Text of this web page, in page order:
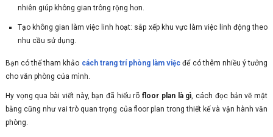
nhiên giúp không gian trông rộng hơn.
Tạo không gian làm việc linh hoạt: sắp xếp khu vực làm việc linh động theo
nhu cầu sử dụng.
Bạn có thể tham khảo cách trang trí phòng làm việc để có thêm nhiều ý tưởng
cho văn phòng của mình.
Hy vọng qua bài viết này, bạn đã hiểu rõfloor plan là gì, cách đọc bản vẽ mặt
bằng cũng như vai trò quan trọng của floor plan trong thiết kế và vận hành văn
phòng.